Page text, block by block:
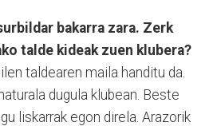
bakarra zara. Zerk
talde kideak zuen klubera?
taldearen maila handitu da.
dugula klubean. Beste
liskarrak egon direla. Arazorik